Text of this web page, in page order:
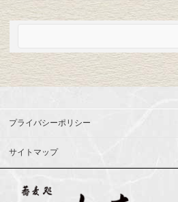
プライバシーポリシー
サイトマップ